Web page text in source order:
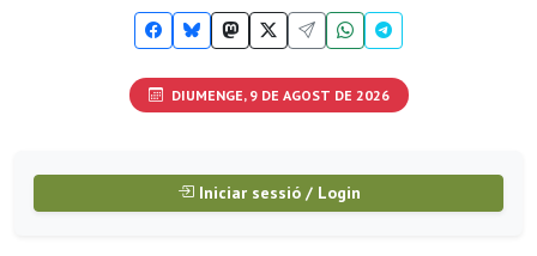
DIUMENGE, 9 DE AGOST DE 2026
Iniciar sessió / Login